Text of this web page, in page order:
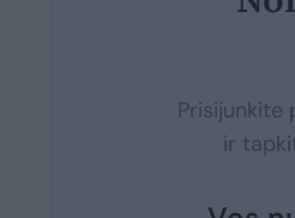
Prisijunkite
ir